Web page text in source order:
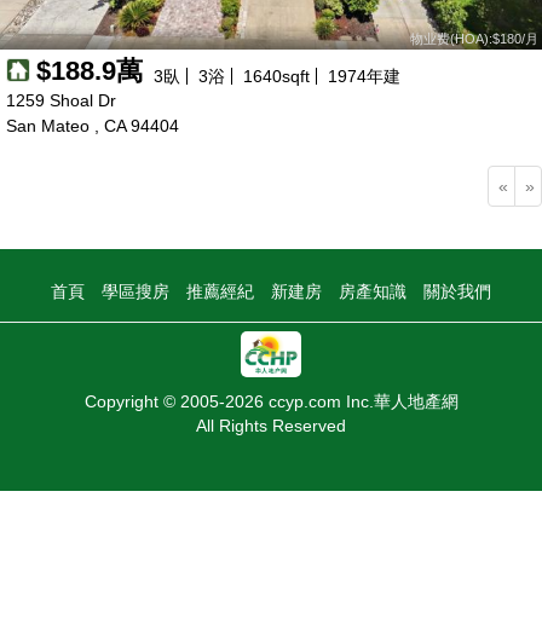
物业费(HOA):$180/月
$188.9萬 3臥 3浴 1640sqft 1974年建
1259 Shoal Dr
San Mateo , CA 94404
« »
首頁 學區搜房 推薦經紀 新建房 房產知識 關於我們
Copyright © 2005-2026 ccyp.com Inc.華人地產網
All Rights Reserved